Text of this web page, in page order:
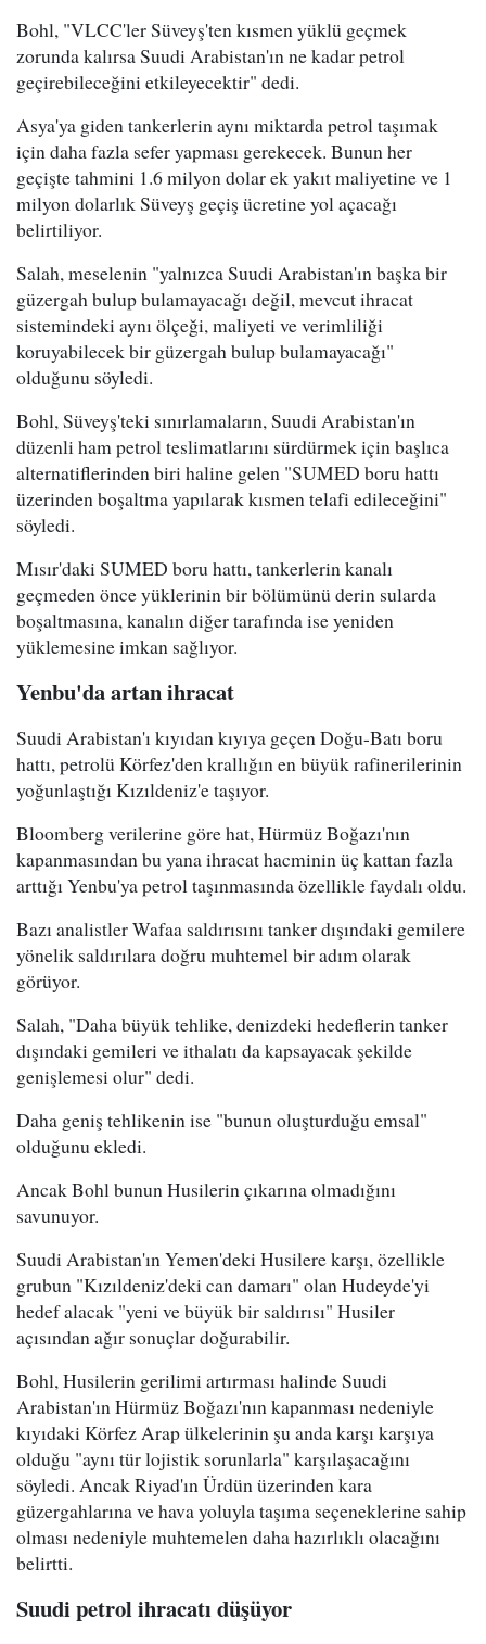
Bohl, "VLCC'ler Süveyş'ten kısmen yüklü geçmek
zorunda kalırsa Suudi Arabistan'ın ne kadar petrol
geçirebileceğini etkileyecektir" dedi.
Asya'ya giden tankerlerin aynı miktarda petrol taşımak
için daha fazla sefer yapması gerekecek. Bunun her
geçişte tahmini 1.6 milyon dolar ek yakıt maliyetine ve 1
milyon dolarlık Süveyş geçiş ücretine yol açacağı
belirtiliyor.
Salah, meselenin "yalnızca Suudi Arabistan'ın başka bir
güzergah bulup bulamayacağı değil, mevcut ihracat
sistemindeki aynı ölçeği, maliyeti ve verimliliği
koruyabilecek bir güzergah bulup bulamayacağı"
olduğunu söyledi.
Bohl, Süveyş'teki sınırlamaların, Suudi Arabistan'ın
düzenli ham petrol teslimatlarını sürdürmek için başlıca
alternatiflerinden biri haline gelen "SUMED boru hattı
üzerinden boşaltma yapılarak kısmen telafi edileceğini"
söyledi.
Mısır'daki SUMED boru hattı, tankerlerin kanalı
geçmeden önce yüklerinin bir bölümünü derin sularda
boşaltmasına, kanalın diğer tarafında ise yeniden
yüklemesine imkan sağlıyor.
Yenbu'da artan ihracat
Suudi Arabistan'ı kıyıdan kıyıya geçen Doğu-Batı boru
hattı, petrolü Körfez'den krallığın en büyük rafinerilerinin
yoğunlaştığı Kızıldeniz'e taşıyor.
Bloomberg verilerine göre hat, Hürmüz Boğazı'nın
kapanmasından bu yana ihracat hacminin üç kattan fazla
arttığı Yenbu'ya petrol taşınmasında özellikle faydalı oldu.
Bazı analistler Wafaa saldırısını tanker dışındaki gemilere
yönelik saldırılara doğru muhtemel bir adım olarak
görüyor.
Salah, "Daha büyük tehlike, denizdeki hedeflerin tanker
dışındaki gemileri ve ithalatı da kapsayacak şekilde
genişlemesi olur" dedi.
Daha geniş tehlikenin ise "bunun oluşturduğu emsal"
olduğunu ekledi.
Ancak Bohl bunun Husilerin çıkarına olmadığını
savunuyor.
Suudi Arabistan'ın Yemen'deki Husilere karşı, özellikle
grubun "Kızıldeniz'deki can damarı" olan Hudeyde'yi
hedef alacak "yeni ve büyük bir saldırısı" Husiler
açısından ağır sonuçlar doğurabilir.
Bohl, Husilerin gerilimi artırması halinde Suudi
Arabistan'ın Hürmüz Boğazı'nın kapanması nedeniyle
kıyıdaki Körfez Arap ülkelerinin şu anda karşı karşıya
olduğu "aynı tür lojistik sorunlarla" karşılaşacağını
söyledi. Ancak Riyad'ın Ürdün üzerinden kara
güzergahlarına ve hava yoluyla taşıma seçeneklerine sahip
olması nedeniyle muhtemelen daha hazırlıklı olacağını
belirtti.
Suudi petrol ihracatı düşüyor